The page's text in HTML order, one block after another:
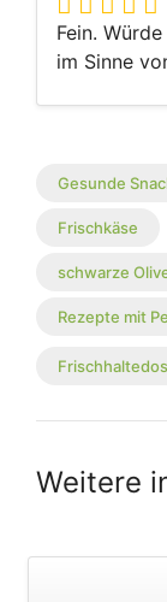
Fein.
im Sinne
Gesunde
Frischkäse
schwarze
Rezepte mit
Weitere